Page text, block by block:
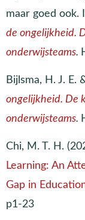
maar goed ook.
de ongelijkheid.
onderwijsteams.
Bijlsma, H. J. E.
ongelijkheid. De
onderwijsteams.
Chi, M. T. H.
Learning: An
Gap in
p1-23